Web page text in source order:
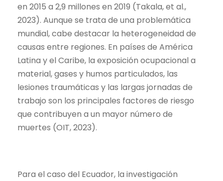
en 2015 a 2,9 millones en 2019 (Takala, et al.,
2023). Aunque se trata de una problemática
mundial, cabe destacar la heterogeneidad de
causas entre regiones. En países de América
Latina y el Caribe, la exposición ocupacional a
material, gases y humos particulados, las
lesiones traumáticas y las largas jornadas de
trabajo son los principales factores de riesgo
que contribuyen a un mayor número de
muertes (OIT, 2023).
Para el caso del Ecuador, la investigación